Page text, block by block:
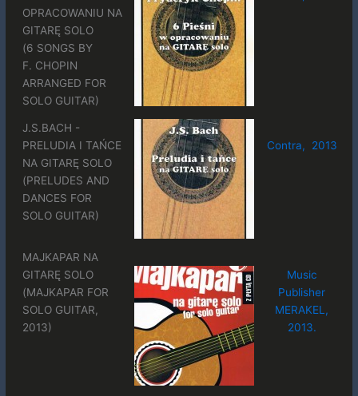
OPRACOWANIU NA
GITARĘ SOLO
(6 SONGS BY
F. CHOPIN
ARRANGED FOR
SOLO GUITAR)
J.S.BACH -
PRELUDIA I TAŃCE
NA GITARĘ SOLO
(PRELUDES AND
DANCES FOR
SOLO GUITAR)
Contra, 2013
MAJKAPAR NA
GITARĘ SOLO
(MAJKAPAR FOR
SOLO GUITAR,
2013)
Music
Publisher
MERAKEL,
2013.